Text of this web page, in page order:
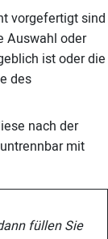
vorgefertigt sind
Auswahl oder
ist oder die
des
nach der
mit
füllen Sie